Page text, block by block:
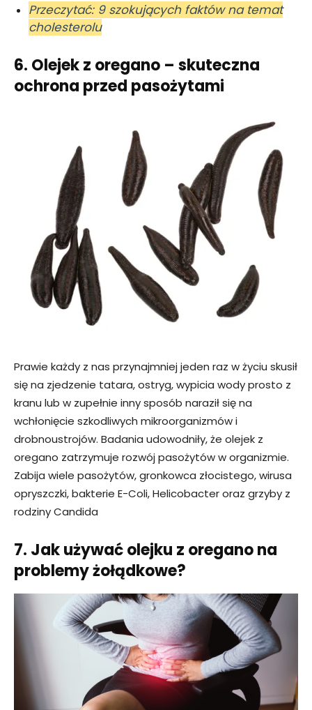
Przeczytać: 9 szokujących faktów na temat
cholesterolu
6. Olejek z oregano – skuteczna
ochrona przed pasożytami
Prawie każdy z nas przynajmniej jeden raz w życiu skusił
się na zjedzenie tatara, ostryg, wypicia wody prosto z
kranu lub w zupełnie inny sposób naraził się na
wchłonięcie szkodliwych mikroorganizmów i
drobnoustrojów. Badania udowodniły, że olejek z
oregano zatrzymuje rozwój pasożytów w organizmie.
Zabija wiele pasożytów, gronkowca złocistego, wirusa
opryszczki, bakterie E-Coli,Helicobacteroraz grzyby z
rodziny Candida
7. Jak używać olejku z oregano na
problemy żołądkowe?